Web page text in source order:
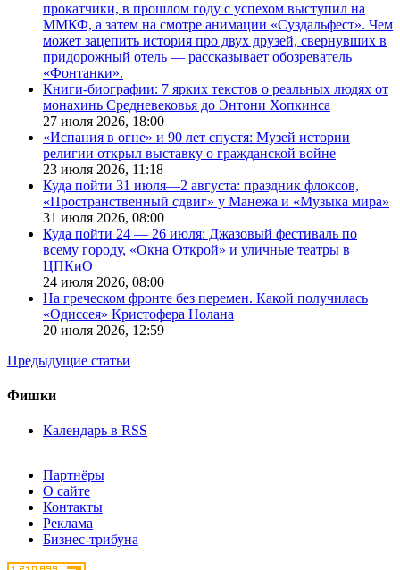
прокатчики, в прошлом году с успехом выступил на
ММКФ, а затем на смотре анимации «Суздальфест». Чем
может зацепить история про двух друзей, свернувших в
придорожный отель — рассказывает обозреватель
«Фонтанки».
Книги-биографии: 7 ярких текстов о реальных людях от
монахинь Средневековья до Энтони Хопкинса
27 июля 2026, 18:00
«Испания в огне» и 90 лет спустя: Музей истории
религии открыл выставку о гражданской войне
23 июля 2026, 11:18
Куда пойти 31 июля—2 августа: праздник флоксов,
«Пространственный сдвиг» у Манежа и «Музыка мира»
31 июля 2026, 08:00
Куда пойти 24 — 26 июля: Джазовый фестиваль по
всему городу, «Окна Открой» и уличные театры в
ЦПКиО
24 июля 2026, 08:00
На греческом фронте без перемен. Какой получилась
«Одиссея» Кристофера Нолана
20 июля 2026, 12:59
Предыдущие статьи
Фишки
Календарь в RSS
Партнёры
О сайте
Контакты
Реклама
Бизнес-трибуна